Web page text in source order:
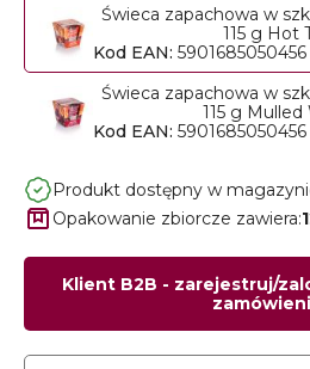
Świeca zapachowa w
115 g Hot
Kod EAN: 5901685050456
Świeca zapachowa w
115 g Mulled
Kod EAN: 5901685050456
Produkt dostępny w
Opakowanie zbiorcze zawiera:
Klient B2B - zarejestruj/